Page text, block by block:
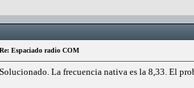
Re: Espaciado radio COM
Solucionado. La frecuencia nativa es la 8,33. El